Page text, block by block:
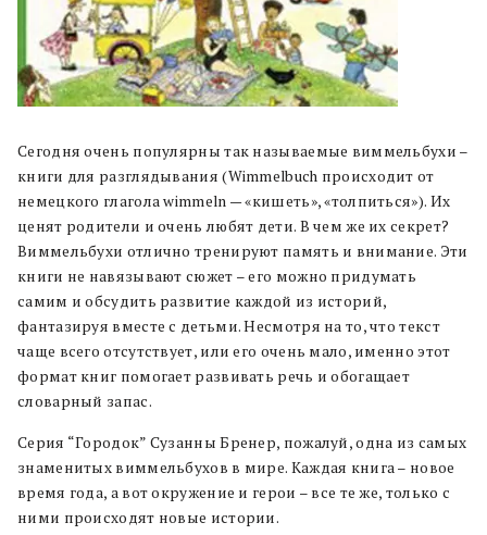
Сегодня очень популярны так называемые виммельбухи –
книги для разглядывания (Wimmelbuch происходит от
немецкого глагола wimmeln — «кишеть», «толпиться»). Их
ценят родители и очень любят дети. В чем же их секрет?
Виммельбухи отлично тренируют память и внимание. Эти
книги не навязывают сюжет – его можно придумать
самим и обсудить развитие каждой из историй,
фантазируя вместе с детьми. Несмотря на то, что текст
чаще всего отсутствует, или его очень мало, именно этот
формат книг помогает развивать речь и обогащает
словарный запас.
Серия “Городок” Сузанны Бренер, пожалуй, одна из самых
знаменитых виммельбухов в мире. Каждая книга – новое
время года, а вот окружение и герои – все те же, только с
ними происходят новые истории.